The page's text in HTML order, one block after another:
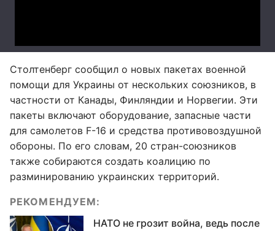
Столтенберг сообщил о новых пакетах военной
помощи для Украины от нескольких союзников, в
частности от Канады, Финляндии и Норвегии. Эти
пакеты включают оборудование, запасные части
для самолетов F-16 и средства противовоздушной
обороны. По его словам, 20 стран-союзников
также собираются создать коалицию по
разминированию украинских территорий.
РЕКОМЕНДУЕМ:
НАТО не грозит война, ведь после